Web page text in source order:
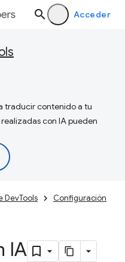
Acceder
traducir contenido a tu
con IA pueden
DevTools Configuración
IA